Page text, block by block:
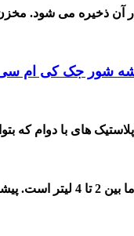
آن ذخیره می شود.
شور جک کی ام سی
ماه یک بار